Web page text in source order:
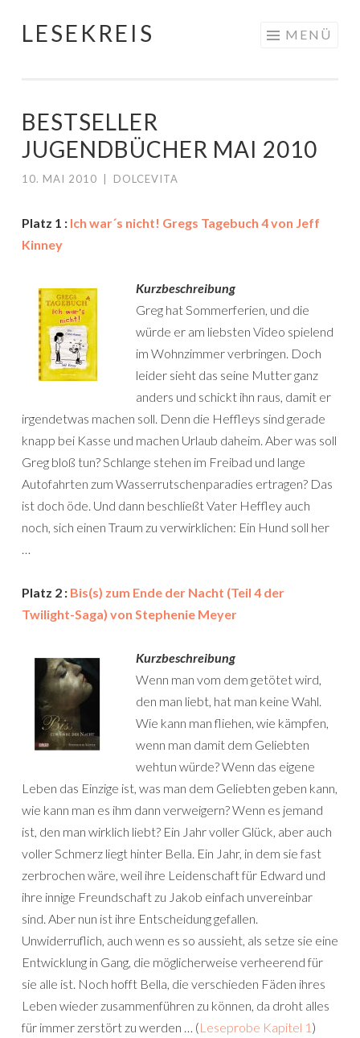
Springe
LESEKREIS MENÜ
BESTSELLER
JUGENDBÜCHER MAI 2010
10. MAI 2010 DOLCEVITA
Platz 1 : Ich war´s nicht! Gregs Tagebuch 4 von Jeff
Kinney
Kurzbeschreibung
Greg hat Sommerferien, und die
würde er am liebsten Video spielend
im Wohnzimmer verbringen. Doch
leider sieht das seine Mutter ganz
anders und schickt ihn raus, damit er
irgendetwas machen soll. Denn die Heffleys sind gerade
knapp bei Kasse und machen Urlaub daheim. Aber was soll
Greg bloß tun? Schlange stehen im Freibad und lange
Autofahrten zum Wasserrutschenparadies ertragen? Das
ist doch öde. Und dann beschließt Vater Heffley auch
noch, sich einen Traum zu verwirklichen: Ein Hund soll her
…
Platz 2 : Bis(s) zum Ende der Nacht (Teil 4 der
Twilight-Saga) von Stephenie Meyer
Kurzbeschreibung
Wenn man vom dem getötet wird,
den man liebt, hat man keine Wahl.
Wie kann man fliehen, wie kämpfen,
wenn man damit dem Geliebten
wehtun würde? Wenn das eigene
Leben das Einzige ist, was man dem Geliebten geben kann,
wie kann man es ihm dann verweigern? Wenn es jemand
ist, den man wirklich liebt? Ein Jahr voller Glück, aber auch
voller Schmerz liegt hinter Bella. Ein Jahr, in dem sie fast
zerbrochen wäre, weil ihre Leidenschaft für Edward und
ihre innige Freundschaft zu Jakob einfach unvereinbar
sind. Aber nun ist ihre Entscheidung gefallen.
Unwiderruflich, auch wenn es so aussieht, als setze sie eine
Entwicklung in Gang, die möglicherweise verheerend für
sie alle ist. Noch hofft Bella, die verschieden Fäden ihres
Leben wieder zusammenführen zu können, da droht alles
für immer zerstört zu werden … (Leseprobe Kapitel 1 )